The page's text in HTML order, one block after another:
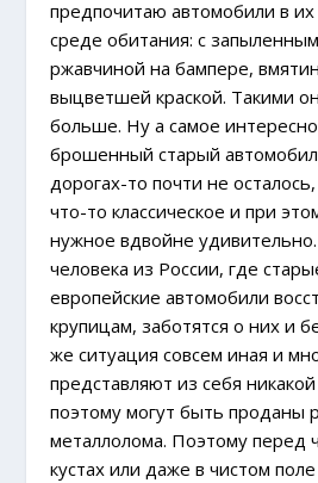
предпочитаю автомобили в их
среде обитания: с
ржавчиной на бампере,
выцветшей краской. Такими
больше. Ну а самое
брошенный старый
дорогах-то почти не
что-то классическое и при
нужное вдвойне
человека из России, где
европейские автомобили
крупицам, заботятся о них и
же ситуация совсем иная и
представляют из себя
поэтому могут быть проданы
металлолома. Поэтому перед
кустах или даже в чистом